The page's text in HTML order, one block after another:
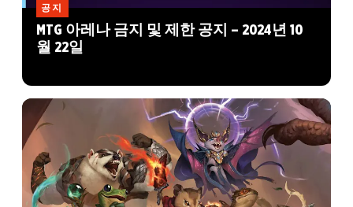
공지
MTG 아레나 금지 및 제한 공지 – 2024년 10
월 22일